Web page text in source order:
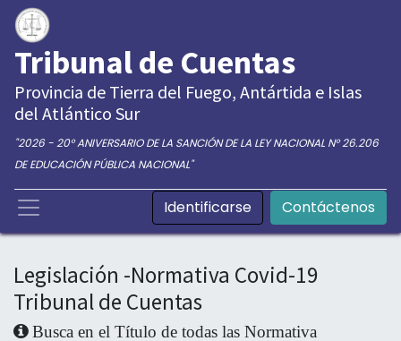
Tribunal de Cuentas
Provincia de Tierra del Fuego, Antártida e Islas
del Atlántico Sur
"2026 - 20° ANIVERSARIO DE LA SANCIÓN DE LA LEY NACIONAL N° 26.206
DE EDUCACIÓN PÚBLICA NACIONAL"
Identificarse Contáctenos
Legislación -Normativa Covid-19
Tribunal de Cuentas
Busca en el Título de todas las Normativa